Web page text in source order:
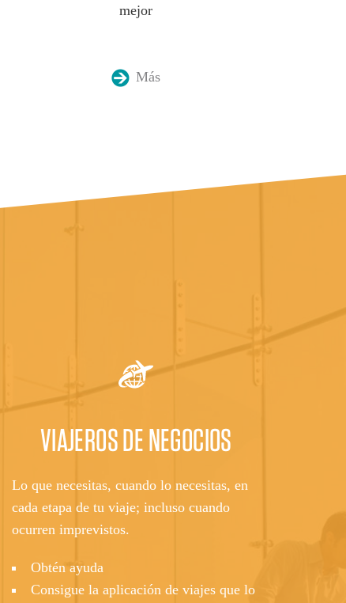
mejor
Más
VIAJEROS DE NEGOCIOS
Lo que necesitas, cuando lo necesitas, en
cada etapa de tu viaje; incluso cuando
ocurren imprevistos.
Obtén ayuda
Consigue la aplicación de viajes que lo